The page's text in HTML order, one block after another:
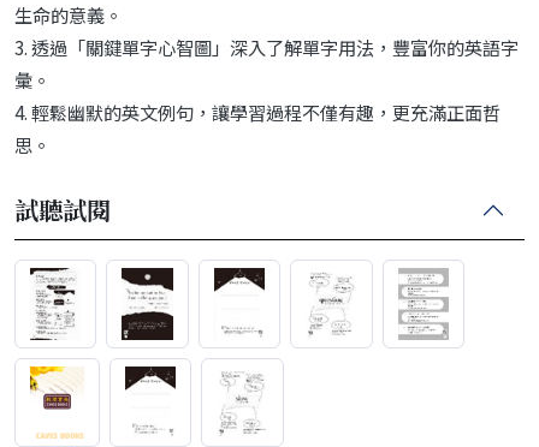
生命的意義。
3. 透過「關鍵單字心智圖」深入了解單字用法，豐富你的英語字
彙。
4. 輕鬆幽默的英文例句，讓學習過程不僅有趣，更充滿正面哲
思。
試聽試閱